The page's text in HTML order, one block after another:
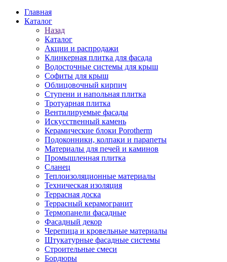
Главная
Каталог
Назад
Каталог
Акции и распродажи
Клинкерная плитка для фасада
Водосточные системы для крыш
Софиты для крыш
Облицовочный кирпич
Ступени и напольная плитка
Тротуарная плитка
Вентилируемые фасады
Искусственный камень
Керамические блоки Porotherm
Подоконники, колпаки и парапеты
Материалы для печей и каминов
Промышленная плитка
Сланец
Теплоизоляционные материалы
Техническая изоляция
Террасная доска
Террасный керамогранит
Термопанели фасадные
Фасадный декор
Черепица и кровельные материалы
Штукатурные фасадные системы
Строительные смеси
Бордюры